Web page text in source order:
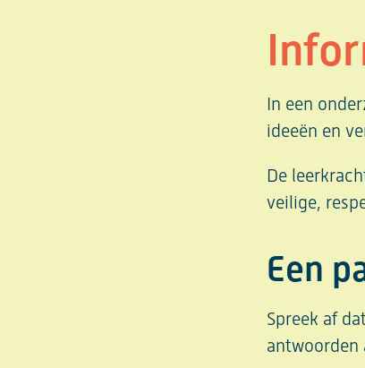
In een
ideeën en
De
veilige,
Een
Spreek af
antwoorden